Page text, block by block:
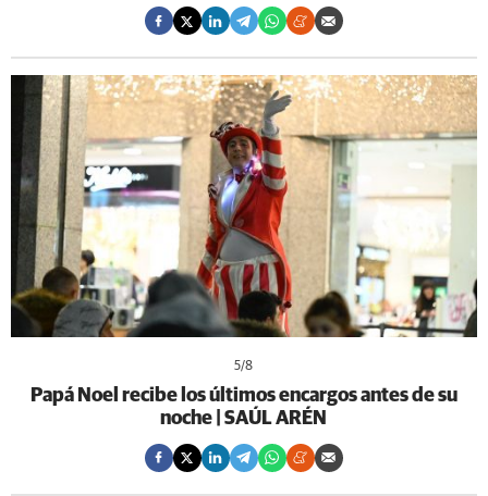
5/8
Papá Noel recibe los últimos encargos antes de su
noche | SAÚL ARÉN